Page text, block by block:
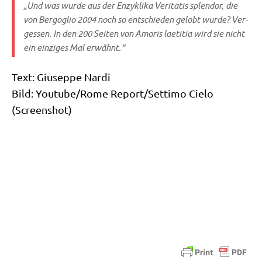
„Und was wur­de aus der Enzy­kli­ka Veri­ta­tis sple­ndor, die
von Berg­o­glio 2004 noch so ent­schie­den gelobt wur­de? Ver­
ges­sen. In den 200 Sei­ten vonAmo­ris lae­ti­tiawird sie nicht
ein ein­zi­ges Mal erwähnt.“
Text: Giu­sep­pe Nardi
Bild: Youtube/​Rome Report/​Settimo Cie­lo
(Screen­shot)